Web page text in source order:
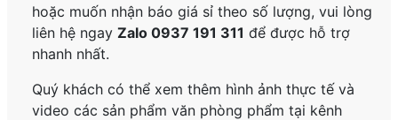
hoặc muốn nhận báo giá sỉ theo số lượng, vui lòng
liên hệ ngayZalo 0937 191 311 để được hỗ trợ
nhanh nhất.
Quý khách có thể xem thêm hình ảnh thực tế và
video các sản phẩm văn phòng phẩm tại kênh